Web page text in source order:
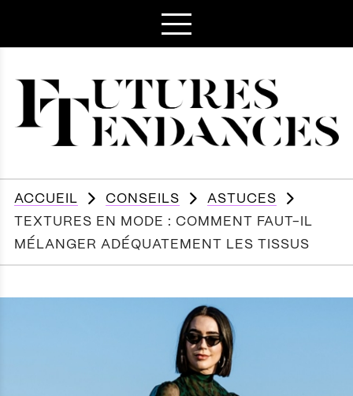
ACCUEIL CONSEILS
ASTUCES
TEXTURES EN MODE : COMMENT FAUT-IL
MÉLANGER ADÉQUATEMENT LES TISSUS